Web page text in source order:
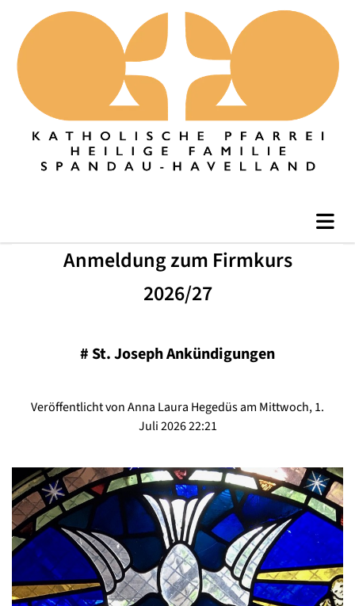
Anmeldung zum Firmkurs
2026/27
# St. Joseph Ankündigungen
Veröffentlicht von Anna Laura Hegedüs am Mittwoch, 1.
Juli 2026 22:21